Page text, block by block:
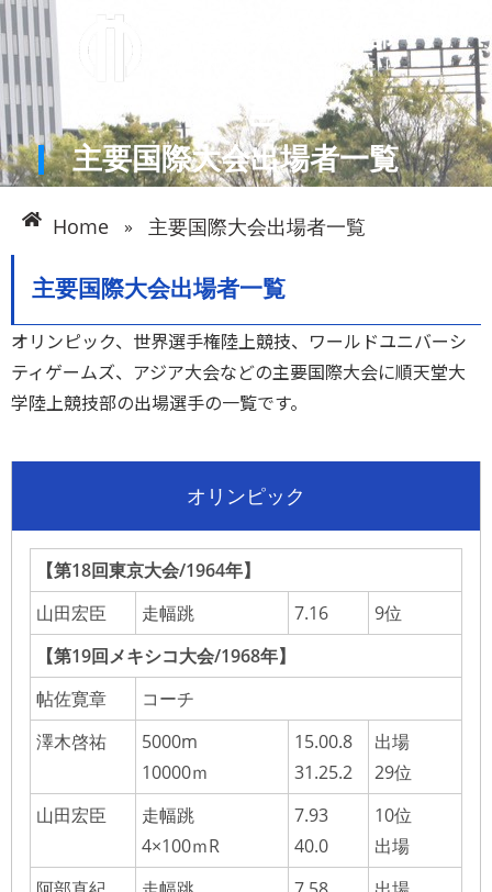
主要国際大会出場者一覧
Home » 主要国際大会出場者一覧
主要国際大会出場者一覧
オリンピック、世界選手権陸上競技、ワールドユニバーシ
ティゲームズ、アジア大会などの主要国際大会に順天堂大
学陸上競技部の出場選手の一覧です。
オリンピック
【第18回東京大会/1964年】
山田宏臣
走幅跳 7.16
9位
【第19回メキシコ大会/1968年】
帖佐寛章
コーチ
澤木啓祐
5000m
10000ｍ
15.00.8
31.25.2
出場
29位
山田宏臣
走幅跳
4×100ｍR
7.93
40.0
10位
出場